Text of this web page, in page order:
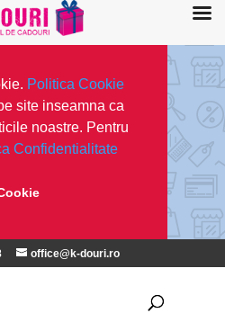
Politica Cookie
site inseamna ca
noastre. Pentru
Confidentialitate
office@k-douri.ro